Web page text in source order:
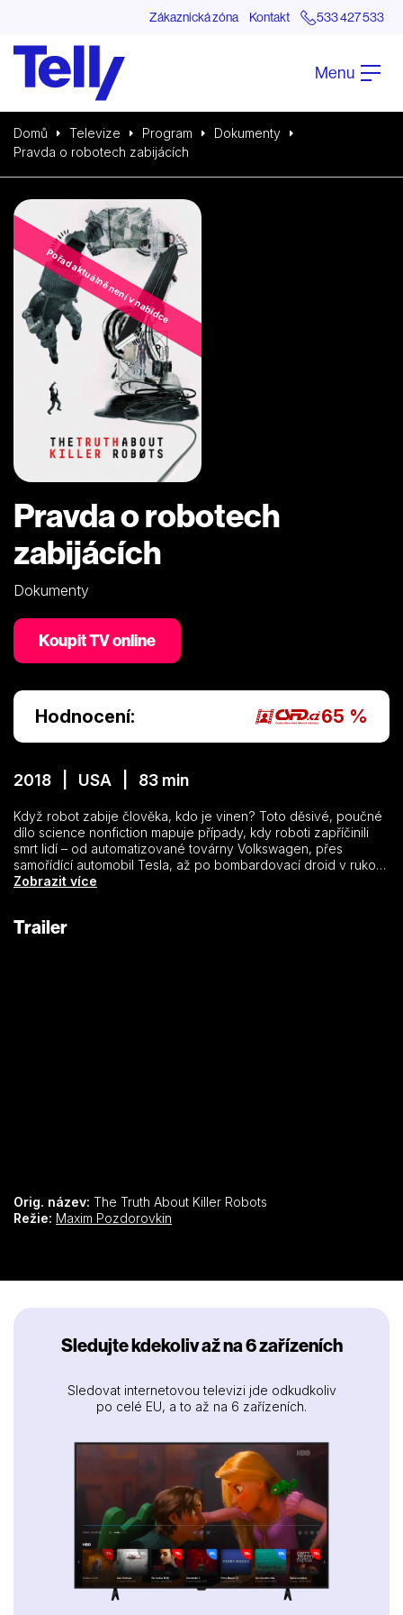
Zákaznická zóna Kontakt 533 427 533
Menu
Domů Televize Program
Dokumenty
Pravda o robotech zabijácích
Pořad aktuálně není v nabídce
Pravda o robotech
zabijácích
Dokumenty
Koupit TV online
Hodnocení: 65 %
2018 | USA | 83 min
Když robot zabije člověka, kdo je vinen? Toto děsivé, poučné
dílo science nonfiction mapuje případy, kdy roboti zapříčinili
smrt lidí – od automatizované továrny Volkswagen, přes
samořídící automobil Tesla, až po bombardovací droid v rukou
dallaské policie. Přestože jsou tyto nehody většinou
provokativní názory techniků, novinářů i filozofů a čerpá z
Zobrazit více
Trailer
Orig. název: The Truth About Killer Robots
Režie: Maxim Pozdorovkin
Sledujte kdekoliv až na 6 zařízeních
Sledovat internetovou televizi jde odkudkoliv
po celé EU, a to až na 6 zařízeních.